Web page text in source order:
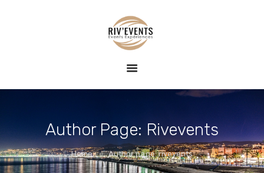
Author Page: Rivevents
Home Author page: rivevents
RIV EVENTS – CONCIERGERIE DE LUXE &
ÉVÉNEMENTS
conciergerie haut de gamme, expériences nautiques et privatisées
EXPÉRIENCE